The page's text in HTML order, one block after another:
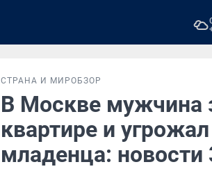
СТРАНА И МИРОБЗОР
В Москве мужчина
квартире и
младенца: новости